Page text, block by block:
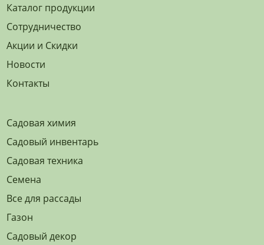
Каталог продукции
Сотрудничество
Акции и Скидки
Новости
Контакты
Садовая химия
Садовый инвентарь
Садовая техника
Семена
Все для рассады
Газон
Садовый декор